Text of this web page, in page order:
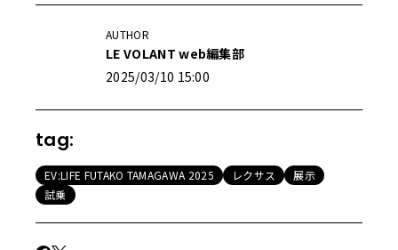
AUTHOR
LE VOLANT web編集部
2025/03/10 15:00
tag:
EV:LIFE FUTAKO TAMAGAWA 2025 レクサス
展示
試乗